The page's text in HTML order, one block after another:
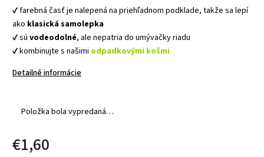
✔ farebná časť je nalepená na priehľadnom podklade, takže sa lepí
ako klasická samolepka
✔ sú vodeodolné, ale nepatria do umývačky riadu
✔ kombinujte s našimi odpadkovými košmi
Detailné informácie
Položka bola vypredaná…
€1,60